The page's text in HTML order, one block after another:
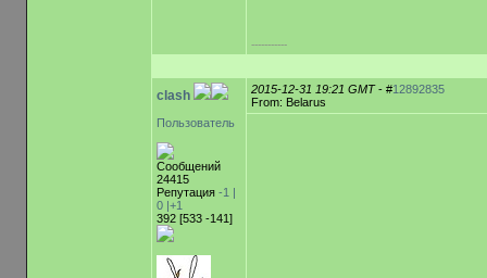
-----------
clash
Пользователь
Сообщений
24415
Репутация -1 |
0 |+1
392 [533 -141]
2015-12-31 19:21 GMT- #12892835
From: Belarus